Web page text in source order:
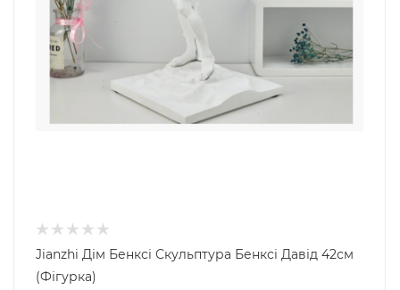
Jianzhi Дім Бенксі Скульптура Бенксі Давід 42см
(Фігурка)